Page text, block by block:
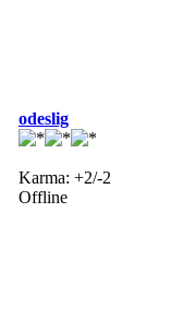
odeslig
Karma: +2/-2
Offline